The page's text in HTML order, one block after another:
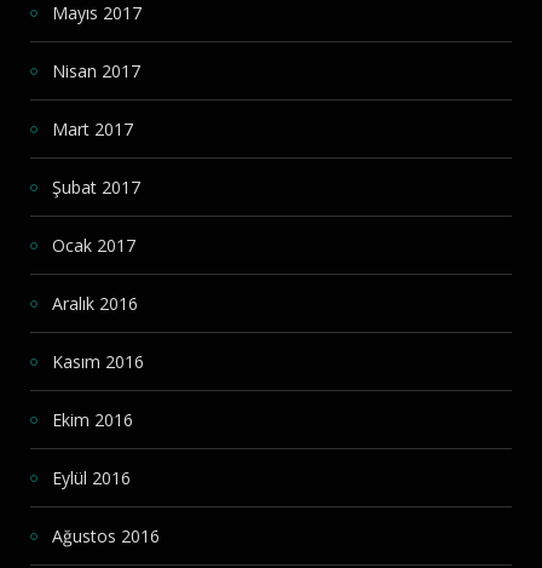
Mayıs 2017
Nisan 2017
Mart 2017
Şubat 2017
Ocak 2017
Aralık 2016
Kasım 2016
Ekim 2016
Eylül 2016
Ağustos 2016